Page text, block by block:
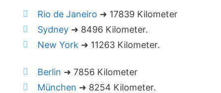
Rio de Janeiro ➜ 17839 Kilometer
Sydney ➜ 8496 Kilometer.
New York ➜ 11263 Kilometer.
Berlin ➜ 7856 Kilometer
München ➜ 8254 Kilometer.